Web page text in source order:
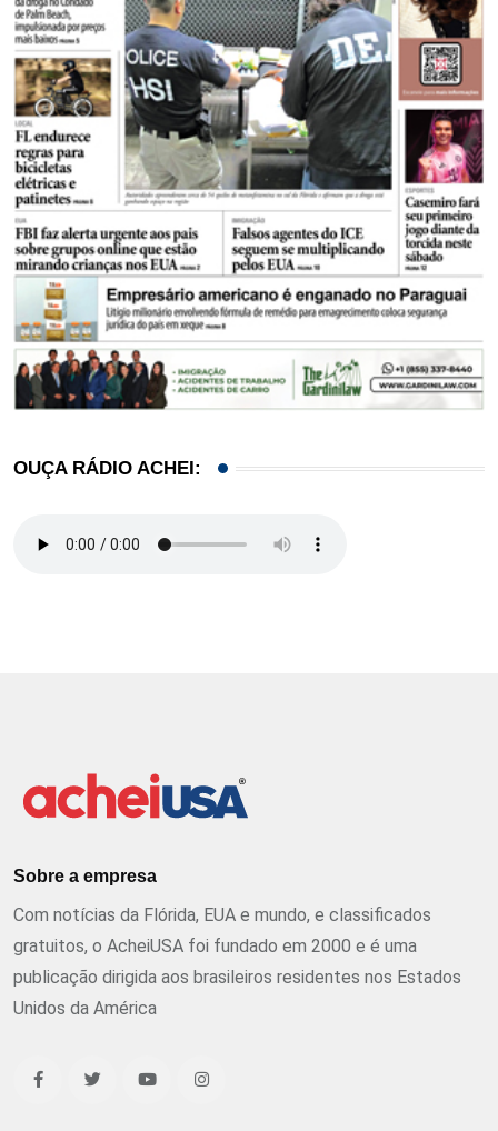
OUÇA RÁDIO ACHEI:
Sobre a empresa
Com notícias da Flórida, EUA e mundo, e classificados
gratuitos, o AcheiUSA foi fundado em 2000 e é uma
publicação dirigida aos brasileiros residentes nos Estados
Unidos da América